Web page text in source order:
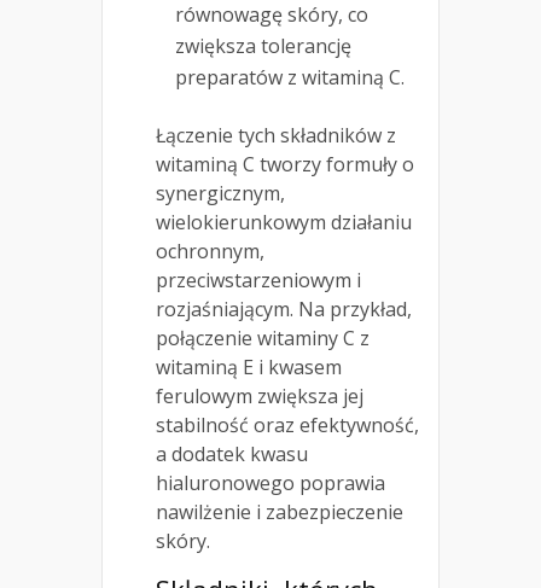
równowagę skóry, co
zwiększa tolerancję
preparatów z witaminą C.
Łączenie tych składników z
witaminą C tworzy formuły o
synergicznym,
wielokierunkowym działaniu
ochronnym,
przeciwstarzeniowym i
rozjaśniającym. Na przykład,
połączenie witaminy C z
witaminą E i kwasem
ferulowym zwiększa jej
stabilność oraz efektywność,
a dodatek kwasu
hialuronowego poprawia
nawilżenie i zabezpieczenie
skóry.